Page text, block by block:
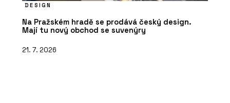
DESIGN
Na Pražském hradě se prodává český design.
Mají tu nový obchod se suvenýry
21. 7. 2026